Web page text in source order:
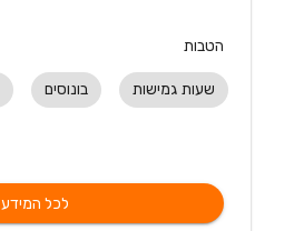
הטבות
שעות גמישות בונוסים
לכל המידע